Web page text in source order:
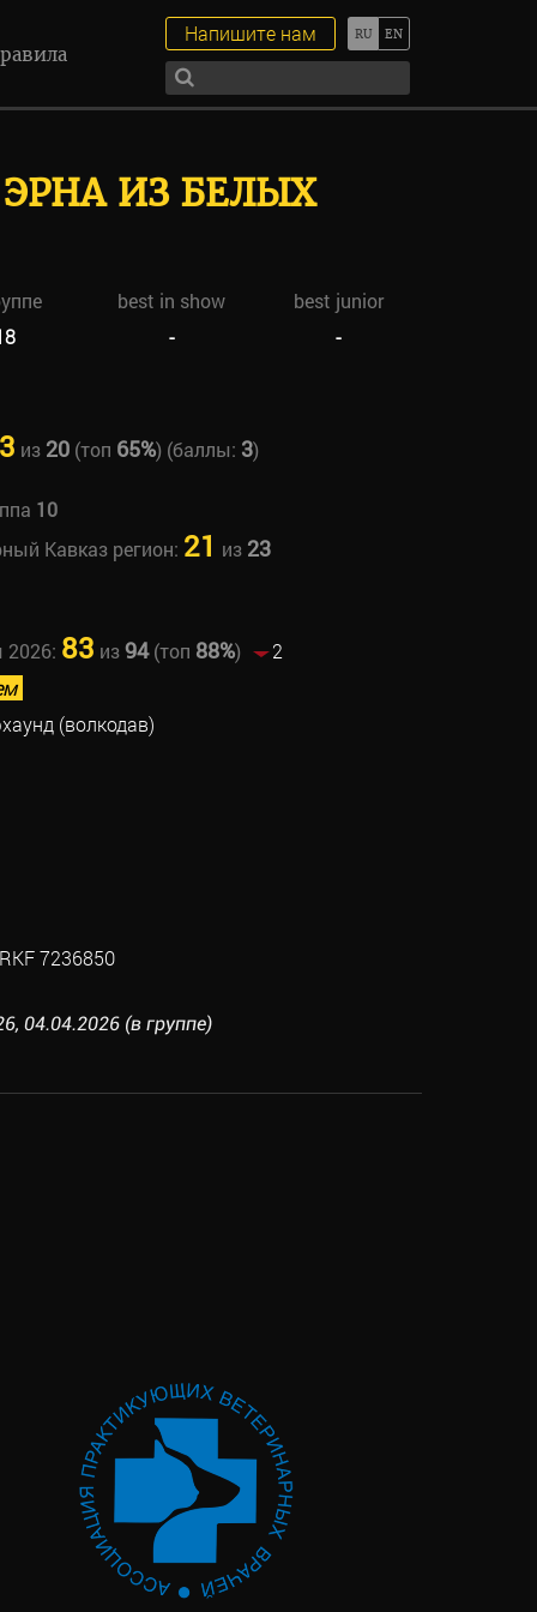
Напишите нам
ИЗ БЕЛЫХ
best in show
best junior
- -
из 20(топ 65%) (баллы: 3)
10
Кавказ регион: 21 из 23
2026: 83 из94(топ 88%)
2
(волкодав)
7236850
04.04.2026 (в группе)